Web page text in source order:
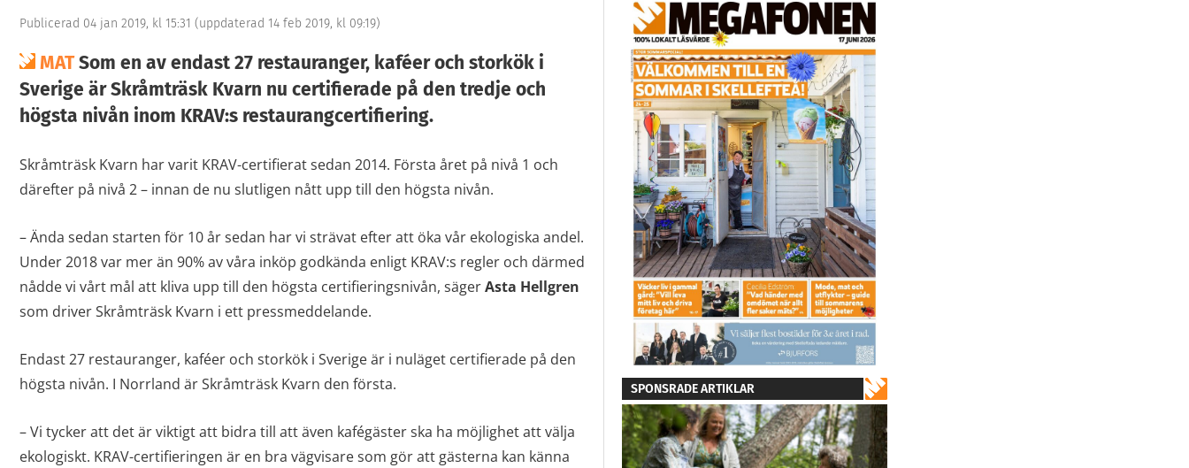
Publicerad 04 jan 2019, kl 15:31 (uppdaterad 14 feb 2019, kl 09:19)
MATSom en av endast 27 restauranger, kaféer och storkök i
Sverige är Skråmträsk Kvarn nu certifierade på den tredje och
högsta nivån inom KRAV:s restaurangcertifiering.
Skråmträsk Kvarn har varit KRAV-certifierat sedan 2014. Första året på nivå 1 och
därefter på nivå 2 – innan de nu slutligen nått upp till den högsta nivån.
– Ända sedan starten för 10 år sedan har vi strävat efter att öka vår ekologiska andel.
Under 2018 var mer än 90% av våra inköp godkända enligt KRAV:s regler och därmed
nådde vi vårt mål att kliva upp till den högsta certifieringsnivån, sägerAsta Hellgren
som driver Skråmträsk Kvarn i ett pressmeddelande.
Endast 27 restauranger, kaféer och storkök i Sverige är i nuläget certifierade på den
högsta nivån. I Norrland är Skråmträsk Kvarn den första.
– Vi tycker att det är viktigt att bidra till att även kafégäster ska ha möjlighet att välja
ekologiskt. KRAV-certifieringen är en bra vägvisare som gör att gästerna kan känna
SPONSRADE ARTIKLAR